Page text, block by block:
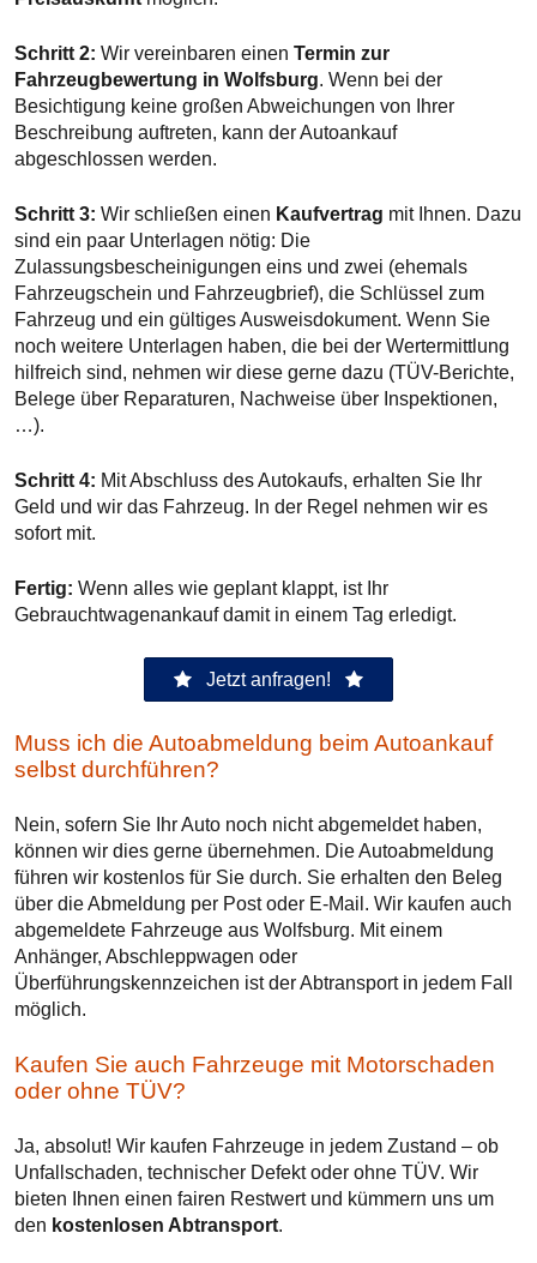
Schritt 2: Wir vereinbaren einen Termin zur
Fahrzeugbewertung in Wolfsburg. Wenn bei der
Besichtigung keine großen Abweichungen von Ihrer
Beschreibung auftreten, kann der Autoankauf
abgeschlossen werden.
Schritt 3: Wir schließen einen Kaufvertrag mit Ihnen. Dazu
sind ein paar Unterlagen nötig: Die
Zulassungsbescheinigungen eins und zwei (ehemals
Fahrzeugschein und Fahrzeugbrief), die Schlüssel zum
Fahrzeug und ein gültiges Ausweisdokument. Wenn Sie
noch weitere Unterlagen haben, die bei der Wertermittlung
hilfreich sind, nehmen wir diese gerne dazu (TÜV-Berichte,
Belege über Reparaturen, Nachweise über Inspektionen,
…).
Schritt 4: Mit Abschluss des Autokaufs, erhalten Sie Ihr
Geld und wir das Fahrzeug. In der Regel nehmen wir es
sofort mit.
Fertig: Wenn alles wie geplant klappt, ist Ihr
Gebrauchtwagenankauf damit in einem Tag erledigt.
Jetzt anfragen!
Muss ich die Autoabmeldung beim Autoankauf
selbst durchführen?
Nein, sofern Sie Ihr Auto noch nicht abgemeldet haben,
können wir dies gerne übernehmen. Die Autoabmeldung
führen wir kostenlos für Sie durch. Sie erhalten den Beleg
über die Abmeldung per Post oder E-Mail. Wir kaufen auch
abgemeldete Fahrzeuge aus Wolfsburg. Mit einem
Anhänger, Abschleppwagen oder
Überführungskennzeichen ist der Abtransport in jedem Fall
möglich.
Kaufen Sie auch Fahrzeuge mit Motorschaden
oder ohne TÜV?
Ja, absolut! Wir kaufen Fahrzeuge in jedem Zustand – ob
Unfallschaden, technischer Defekt oder ohne TÜV. Wir
bieten Ihnen einen fairen Restwert und kümmern uns um
den kostenlosen Abtransport.